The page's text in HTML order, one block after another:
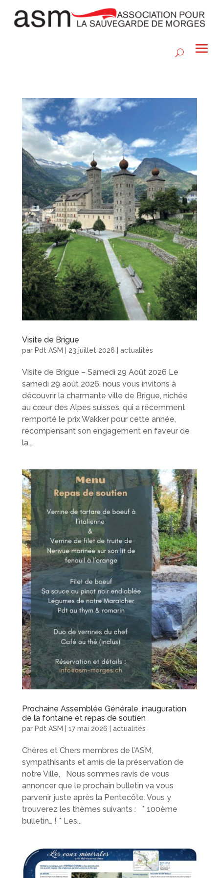
Visite de Brigue
par Pdt ASM 23 juillet 2026 actualités
Visite de Brigue – Samedi 29 Août 2026 Le
samedi 29 août 2026, nous vous invitons à
découvrir la charmante ville de Brigue, nichée
au cœur des Alpes suisses, qui a récemment
remporté le prix Wakker pour cette année,
récompensant son engagement en faveur de
la...
Prochaine Assemblée Générale, inauguration
de la fontaine et repas de soutien
par Pdt ASM 17 mai 2026 actualités
Chères et Chers membres de l’ASM,
sympathisants et amis de la préservation de
notre Ville, Nous sommes ravis de vous
annoncer que le prochain bulletin va vous
parvenir juste après la Pentecôte. Vous y
trouverez les thèmes suivants : * 100ème
bulletin… ! * Les...